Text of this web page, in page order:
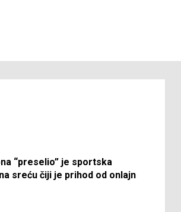
“preselio” je sportska
sreću čiji je prihod od onlajn